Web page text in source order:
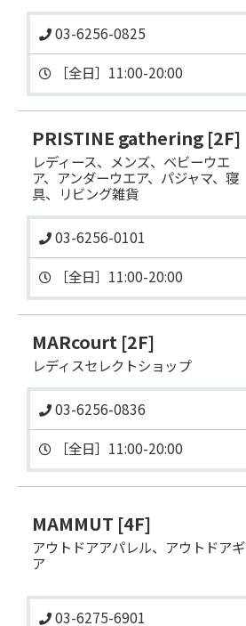
03-6256-0825
PRISTINE gathering [2F]
レディース、メンズ、ベビーウエ
ア、アンダーウエア、パジャマ、寝
具、リビング雑貨
03-6256-0101
MARcourt [2F]
レディスセレクトショップ
03-6256-0836
［全日］11:00-20:00
MAMMUT [4F]
アウトドアアパレル、アウトドアギ
ア
03-6275-6901